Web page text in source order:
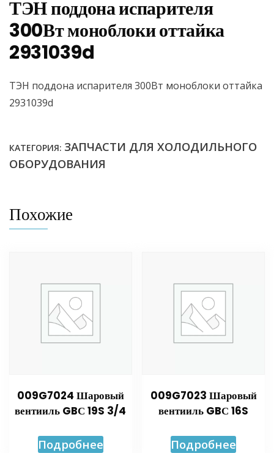
ТЭН поддона испарителя
300Вт моноблоки оттайка
2931039d
ТЭН поддона испарителя 300Вт моноблоки оттайка
2931039d
КАТЕГОРИЯ: ЗАПЧАСТИ ДЛЯ ХОЛОДИЛЬНОГО
ОБОРУДОВАНИЯ
Похожие
009G7024 Шаровый
вентииль GBС 19S 3/4
Подробнее
009G7023 Шаровый
вентииль GBС 16S
Подробнее